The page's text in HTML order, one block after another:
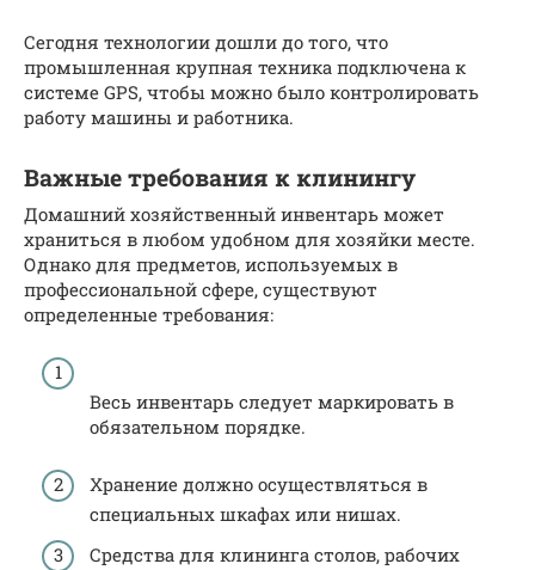
Сегодня технологии дошли до того, что
промышленная крупная техника подключена к
системе GPS, чтобы можно было контролировать
работу машины и работника.
Важные требования к клинингу
Домашний хозяйственный инвентарь может
храниться в любом удобном для хозяйки месте.
Однако для предметов, используемых в
профессиональной сфере, существуют
определенные требования:
Весь инвентарь следует маркировать в
обязательном порядке.
Хранение должно осуществляться в
специальных шкафах или нишах.
Средства для клининга столов, рабочих